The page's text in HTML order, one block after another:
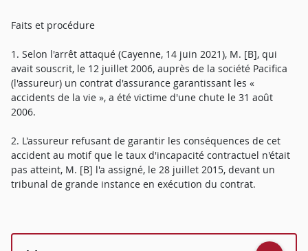
Faits et procédure
1. Selon l'arrêt attaqué (Cayenne, 14 juin 2021), M. [B], qui
avait souscrit, le 12 juillet 2006, auprès de la société Pacifica
(l'assureur) un contrat d'assurance garantissant les «
accidents de la vie », a été victime d'une chute le 31 août
2006.
2. L'assureur refusant de garantir les conséquences de cet
accident au motif que le taux d'incapacité contractuel n'était
pas atteint, M. [B] l'a assigné, le 28 juillet 2015, devant un
tribunal de grande instance en exécution du contrat.